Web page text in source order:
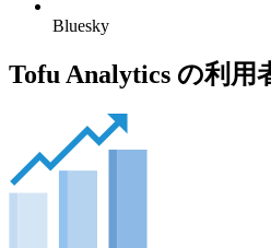
Bluesky
Tofu Analytics の利用